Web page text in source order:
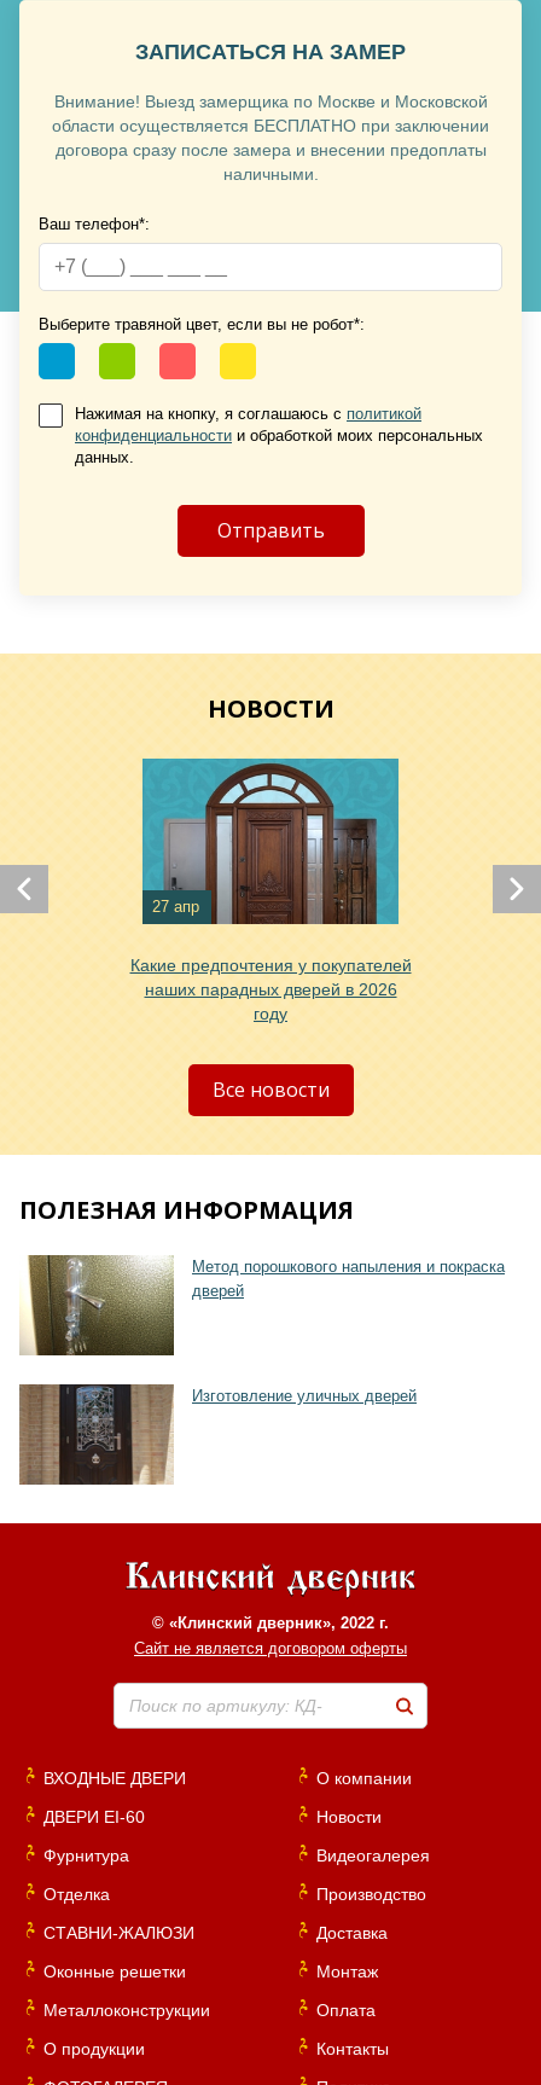
Хочу такую
Хочу такую
Хочу такую
ЗАПИСАТЬСЯ НА ЗАМЕР
Внимание! Выезд замерщика по Москве и Московской
области осуществляется БЕСПЛАТНО при заключении
договора сразу после замера и внесении предоплаты
наличными.
Ваш телефон*:
Выберите травяной цвет, если вы не робот*:
Нажимая на кнопку, я соглашаюсь с политикой
конфиденциальности и обработкой моих персональных
данных.
НОВОСТИ
27 апр
Какие предпочтения у покупателей
наших парадных дверей в 2026
году
Все новости
ПОЛЕЗНАЯ ИНФОРМАЦИЯ
Метод порошкового напыления и покраска
дверей
Изготовление уличных дверей
© «Клинский дверник», 2022 г.
Сайт не является договором оферты
Поиск по артикулу: КД-
ВХОДНЫЕ ДВЕРИ
ДВЕРИ EI-60
Фурнитура
Отделка
СТАВНИ-ЖАЛЮЗИ
Оконные решетки
Металлоконструкции
О продукции
О компании
Новости
Видеогалерея
Производство
Доставка
Монтаж
Оплата
Контакты